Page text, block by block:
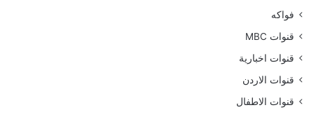
فواكه
قنوات MBC
قنوات اخبارية
قنوات الاردن
قنوات الاطفال